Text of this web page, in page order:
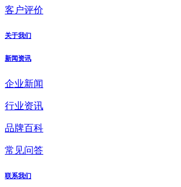
客户评价
关于我们
新闻资讯
企业新闻
行业资讯
品牌百科
常见问答
联系我们